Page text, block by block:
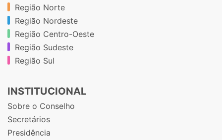
Região Norte
Região Nordeste
Região Centro-Oeste
Região Sudeste
Região Sul
INSTITUCIONAL
Sobre o Conselho
Secretários
Presidência